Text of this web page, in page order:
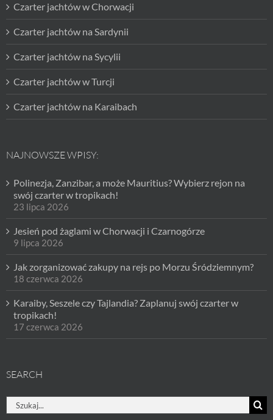
Czarter jachtów w Chorwacji
Czarter jachtów na Sardynii
Czarter jachtów na Sycylii
Czarter jachtów w Turcji
Czarter jachtów na Karaibach
NAJNOWSZE WPISY:
Polinezja, Zanzibar, a może Mauritius? Wybierz rejon na
swój czarter w tropikach!
23 lipca 2026
Jesień pod żaglami w Chorwacji i Czarnogórze
9 lipca 2026
Jak zorganizować zakupy na rejs po Morzu Śródziemnym?
18 czerwca 2026
Karaiby, Seszele czy Tajlandia? Zaplanuj swój czarter w
tropikach!
17 czerwca 2026
SEARCH
Szukaj